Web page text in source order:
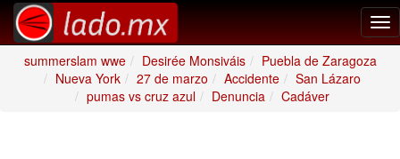
summerslam wwe
Desirée Monsiváis
Puebla de Zaragoza
Nueva York
27 de marzo Accidente
San Lázaro
pumas vs cruz azul
Denuncia Cadáver